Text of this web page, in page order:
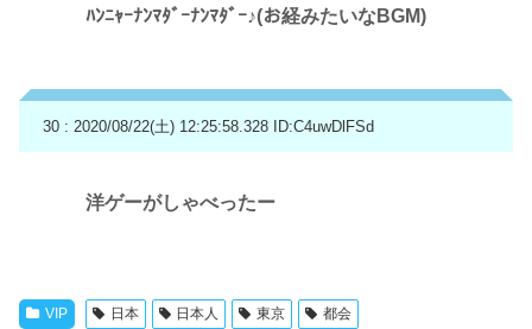
ﾊﾝﾆｬｰﾅﾝﾏﾀﾞｰﾅﾝﾏﾀﾞｰ♪(お経みたいなBGM)
30 : 2020/08/22(土) 12:25:58.328 ID:C4uwDlFSd
洋ゲーがしゃべったー
VIP 日本 日本人 東京 都会